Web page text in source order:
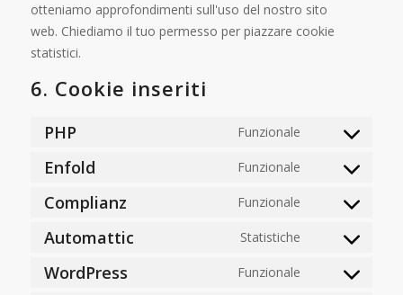
otteniamo approfondimenti sull'uso del nostro sito
web. Chiediamo il tuo permesso per piazzare cookie
statistici.
6. Cookie inseriti
PHP Funzionale
Enfold Funzionale
Complianz Funzionale
Automattic Statistiche
WordPress Funzionale